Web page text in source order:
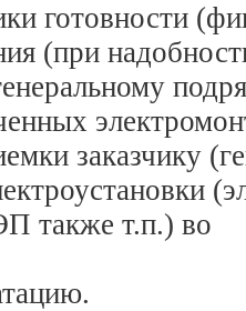
готовности
(при
заказчику
также т.п.) во